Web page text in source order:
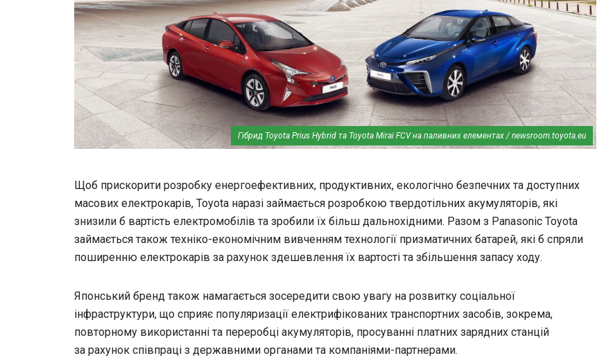
Гібрид Toyota Prius Hybrid та Toyota Mirai FCV на паливних елементах / newsroom.toyota.eu
Щоб прискорити розробку енергоефективних, продуктивних, екологічно безпечних та доступних
масових електрокарів, Toyota наразі займається розробкою твердотільних акумуляторів, які
знизили б вартість електромобілів та зробили їх більш дальнохідними. Разом з Panasonic Toyota
займається також техніко-економічним вивченням технології призматичних батарей, які б спряли
поширенню електрокарів за рахунок здешевлення їх вартості та збільшення запасу ходу.
Японський бренд також намагається зосередити свою увагу на розвитку соціальної
інфраструктури, що сприяє популяризації електрифікованих транспортних засобів, зокрема,
повторному використанні та переробці акумуляторів, просуванні платних зарядних станцій
за рахунок співпраці з державними органами та компаніями-партнерами.